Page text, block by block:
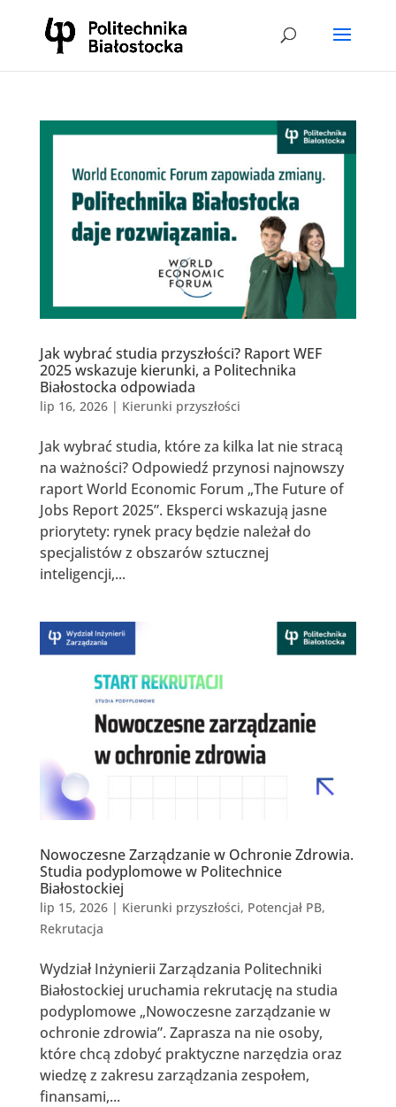
Jak wybrać studia przyszłości? Raport WEF
2025 wskazuje kierunki, a Politechnika
Białostocka odpowiada
lip 16, 2026| Kierunki przyszłości
Jak wybrać studia, które za kilka lat nie stracą
na ważności? Odpowiedź przynosi najnowszy
raport World Economic Forum „The Future of
Jobs Report 2025”. Eksperci wskazują jasne
priorytety: rynek pracy będzie należał do
specjalistów z obszarów sztucznej
inteligencji,...
Nowoczesne Zarządzanie w Ochronie Zdrowia.
Studia podyplomowe w Politechnice
Białostockiej
lip 15, 2026| Kierunki przyszłości, Potencjał PB,
Rekrutacja
Wydział Inżynierii Zarządzania Politechniki
Białostockiej uruchamia rekrutację na studia
podyplomowe „Nowoczesne zarządzanie w
ochronie zdrowia”. Zaprasza na nie osoby,
które chcą zdobyć praktyczne narzędzia oraz
wiedzę z zakresu zarządzania zespołem,
finansami,...